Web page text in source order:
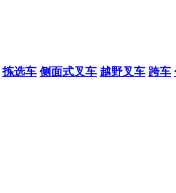
拣选车 侧面式叉车 越野叉车 跨车